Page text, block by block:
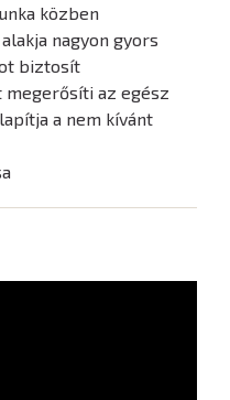
közben
nagyon gyors
biztosít
az egész
a nem kívánt